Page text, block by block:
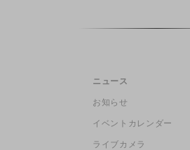
ニュース
お知らせ
イベントカレンダー
ライブカメラ